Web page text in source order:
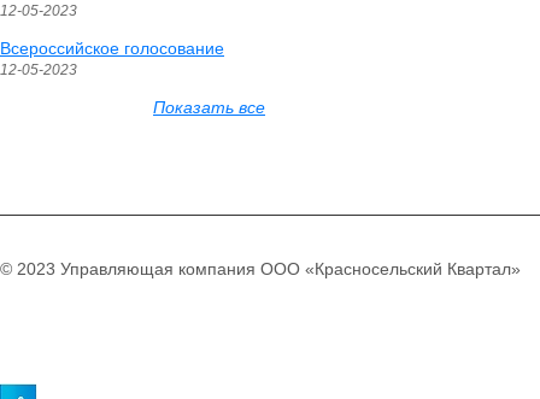
12-05-2023
Всероссийское голосование
12-05-2023
Показать все
© 2023 Управляющая компания ООО «Красносельский Квартал»